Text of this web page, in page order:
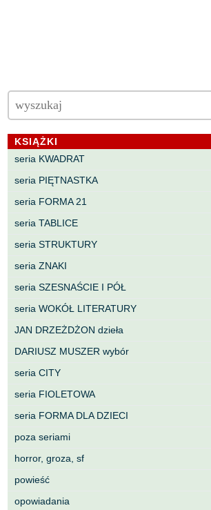
KSIĄŻKI
seria KWADRAT
seria PIĘTNASTKA
seria FORMA 21
seria TABLICE
seria STRUKTURY
seria ZNAKI
seria SZESNAŚCIE I PÓŁ
seria WOKÓŁ LITERATURY
JAN DRZEŻDŻON dzieła
DARIUSZ MUSZER wybór
seria CITY
seria FIOLETOWA
seria FORMA DLA DZIECI
poza seriami
horror, groza, sf
powieść
opowiadania